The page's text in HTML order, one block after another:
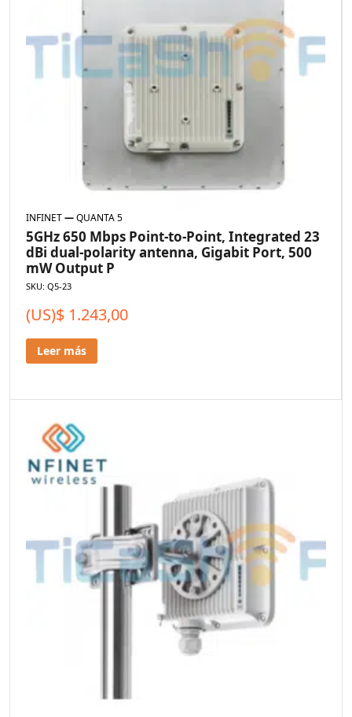
INFINET—QUANTA 5
5GHz 650 Mbps Point-to-Point, Integrated 23
dBi dual-polarity antenna, Gigabit Port, 500
mW Output P
SKU: Q5-23
(US)$ 1.243,00
Leer más